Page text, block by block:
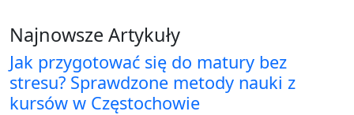
Najnowsze Artykuły
Jak przygotować się do matury bez
stresu? Sprawdzone metody nauki z
kursów w Częstochowie